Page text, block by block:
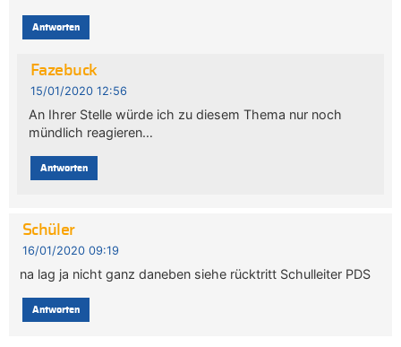
Antworten
Fazebuck
15/01/2020 12:56
An Ihrer Stelle würde ich zu diesem Thema nur noch
mündlich reagieren…
Antworten
Schüler
16/01/2020 09:19
na lag ja nicht ganz daneben siehe rücktritt Schulleiter PDS
Antworten